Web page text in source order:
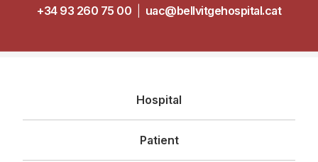
+34 93 260 75 00
uac@bellvitgehospital.cat
principal
Hospital
Patient